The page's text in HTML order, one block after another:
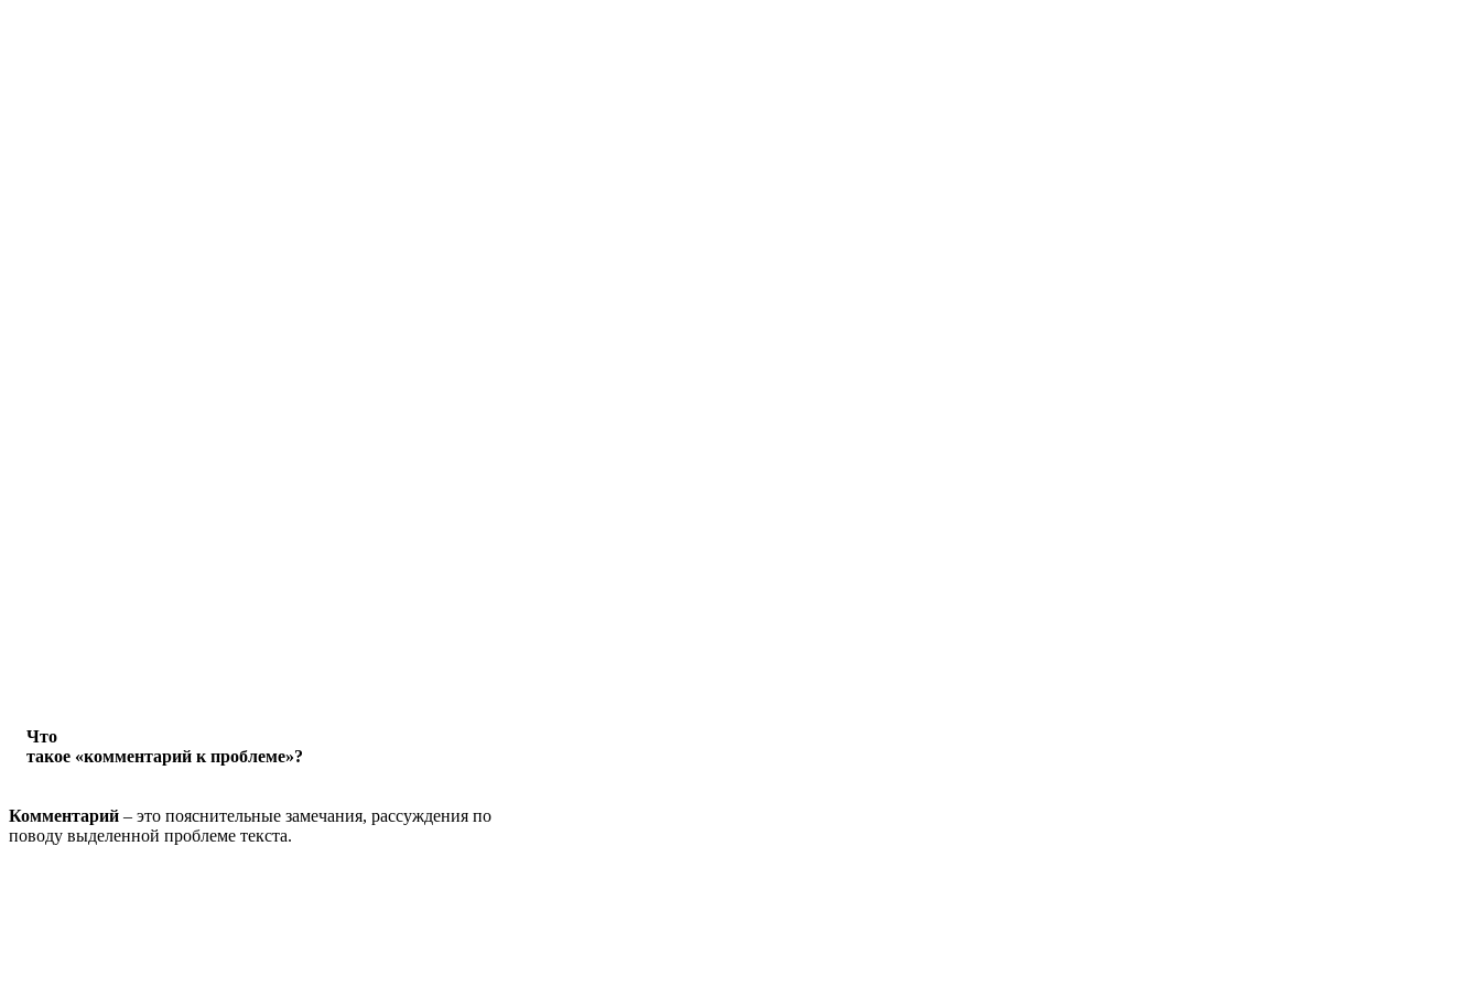
Что
такое «комментарий к проблеме»?
Комментарий – это пояснительные замечания, рассуждения по
поводу выделенной проблеме текста.